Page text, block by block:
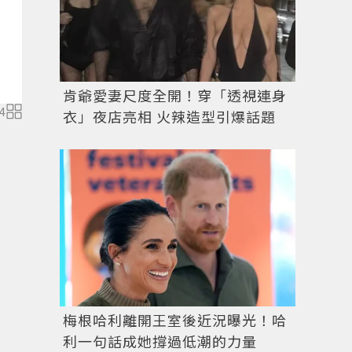
4
肯爺愛妻尺度全開！穿「透視連身
衣」夜店亮相 火辣造型引爆話題
梅根哈利離開王室後近況曝光！哈
利一句話成她撐過低潮的力量